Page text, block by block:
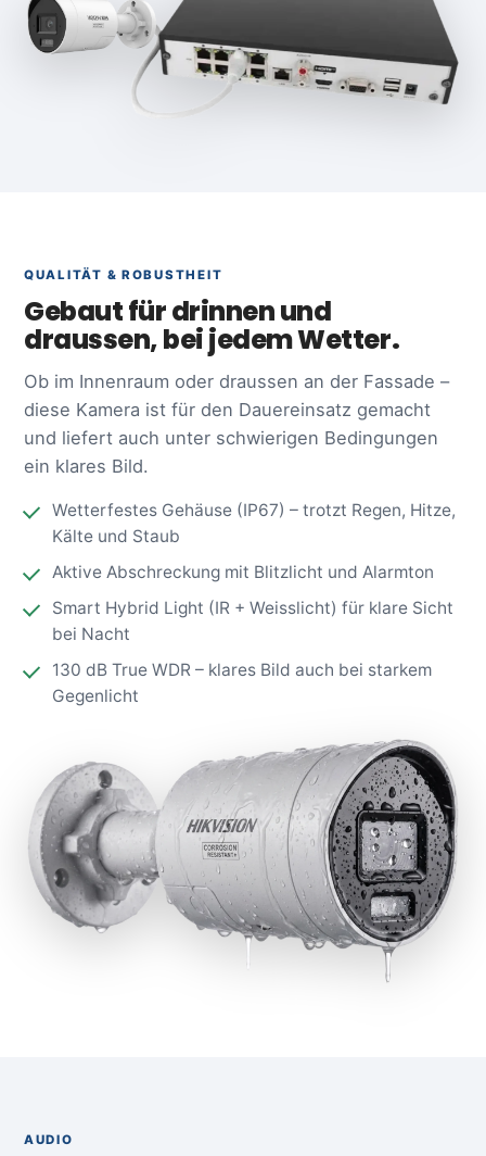
QUALITÄT & ROBUSTHEIT
Gebaut für drinnen und
draussen, bei jedem Wetter.
Ob im Innenraum oder draussen an der Fassade –
diese Kamera ist für den Dauereinsatz gemacht
und liefert auch unter schwierigen Bedingungen
ein klares Bild.
Wetterfestes Gehäuse (IP67) – trotzt Regen, Hitze,
Kälte und Staub
Aktive Abschreckung mit Blitzlicht und Alarmton
Smart Hybrid Light (IR + Weisslicht) für klare Sicht
bei Nacht
130 dB True WDR – klares Bild auch bei starkem
Gegenlicht
AUDIO